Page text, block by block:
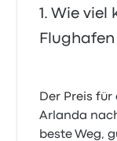
Wie viel
Der Preis
Arlanda
beste Weg,